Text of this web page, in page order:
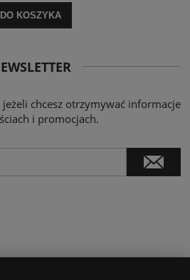
DO KOSZYKA
chcesz otrzymywać informacje
i promocjach.